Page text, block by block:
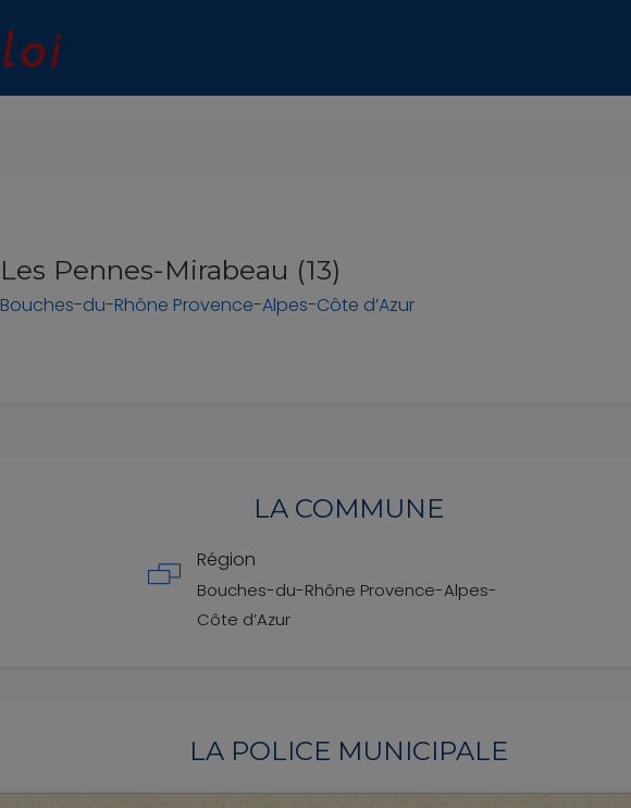
Les Pennes-Mirabeau (13)
Bouches-du-Rhône Provence-Alpes-Côte d’Azur
LA COMMUNE
Région
Bouches-du-Rhône Provence-Alpes-
Côte d’Azur
LA POLICE MUNICIPALE